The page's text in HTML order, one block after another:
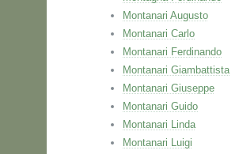
Montanari Augusto
Montanari Carlo
Montanari Ferdinando
Montanari Giambattista
Montanari Giuseppe
Montanari Guido
Montanari Linda
Montanari Luigi